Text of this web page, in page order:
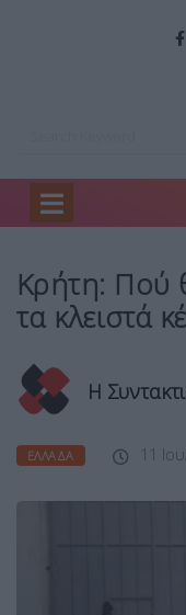
Home
Κρήτη: Πού
τα κλειστά
Η
ΕΛΛΆΔΑ 11